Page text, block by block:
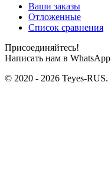
Ваши заказы
Отложенные
Список сравнения
Присоединяйтесь!
Написать нам в WhatsApp
© 2020 - 2026 Teyes-RUS.